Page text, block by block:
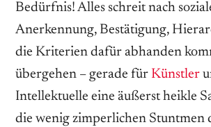
Bedürfnis! Alles schreit nach
Anerkennung, Bestätigung,
die Kriterien dafür abhanden
übergehen – gerade für Künstler
Intellektuelle eine äußerst heikle
die wenig zimperlichen Stuntmen